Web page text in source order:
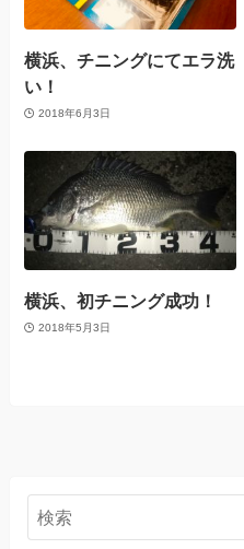
横浜、チニングにてエラ洗
い！
2018年6月3日
横浜、初チニング成功！
2018年5月3日